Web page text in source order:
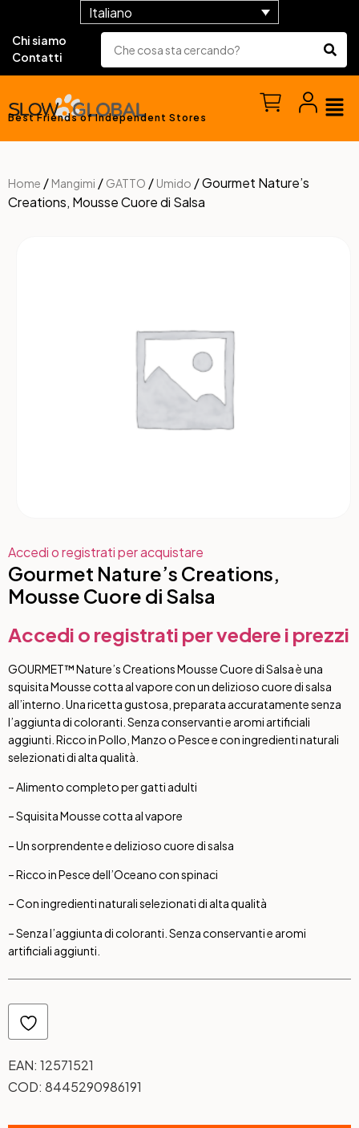
Italiano
Chi siamo
Contatti
Best Friends of Independent Stores
Home / Mangimi / GATTO / Umido / Gourmet Nature’s
Creations, Mousse Cuore di Salsa
Accedi o registrati per acquistare
Gourmet Nature’s Creations,
Mousse Cuore di Salsa
Accedi o registrati per vedere i prezzi
GOURMET™ Nature’s Creations Mousse Cuore di Salsa è una
squisita Mousse cotta al vapore con un delizioso cuore di salsa
all’interno. Una ricetta gustosa, preparata accuratamente senza
l’aggiunta di coloranti. Senza conservanti e aromi artificiali
aggiunti. Ricco in Pollo, Manzo o Pesce e con ingredienti naturali
selezionati di alta qualità.
– Alimento completo per gatti adulti
– Squisita Mousse cotta al vapore
– Un sorprendente e delizioso cuore di salsa
– Ricco in Pesce dell’Oceano con spinaci
– Con ingredienti naturali selezionati di alta qualità
– Senza l’aggiunta di coloranti. Senza conservanti e aromi
artificiali aggiunti.
EAN: 12571521
COD: 8445290986191